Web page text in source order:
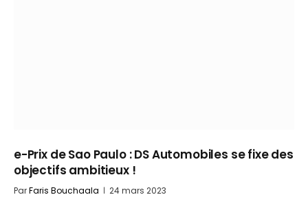
e-Prix de Sao Paulo : DS Automobiles se fixe des
objectifs ambitieux !
ParFaris Bouchaala 24 mars 2023